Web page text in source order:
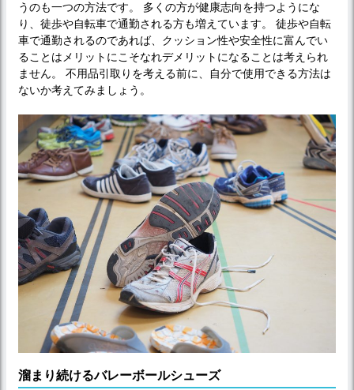
うのも一つの方法です。 多くの方が健康志向を持つようにな
り、徒歩や自転車で通勤される方も増えています。 徒歩や自転
車で通勤されるのであれば、クッション性や安全性に富んでい
ることはメリットにこそなれデメリットになることは考えられ
ません。 不用品引取りを考える前に、自分で使用できる方法は
ないか考えてみましょう。
溜まり続けるバレーボールシューズ